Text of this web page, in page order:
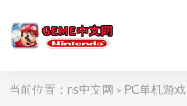
当前位置： ns中文网 > PC单机游戏